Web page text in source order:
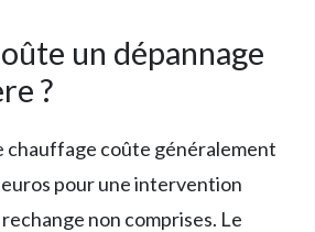
un dépannage
?
chauffage coûte généralement
pour une intervention
non comprises. Le